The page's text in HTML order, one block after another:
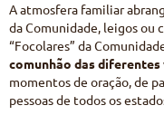
A atmosfera familiar
da Comunidade, leigos ou
“Focolares” da
comunhão das diferentes
momentos de oração, de
pessoas de todos os